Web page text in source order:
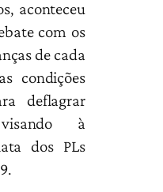
aconteceu
com os
de cada
condições
deflagrar
à
dos PLs